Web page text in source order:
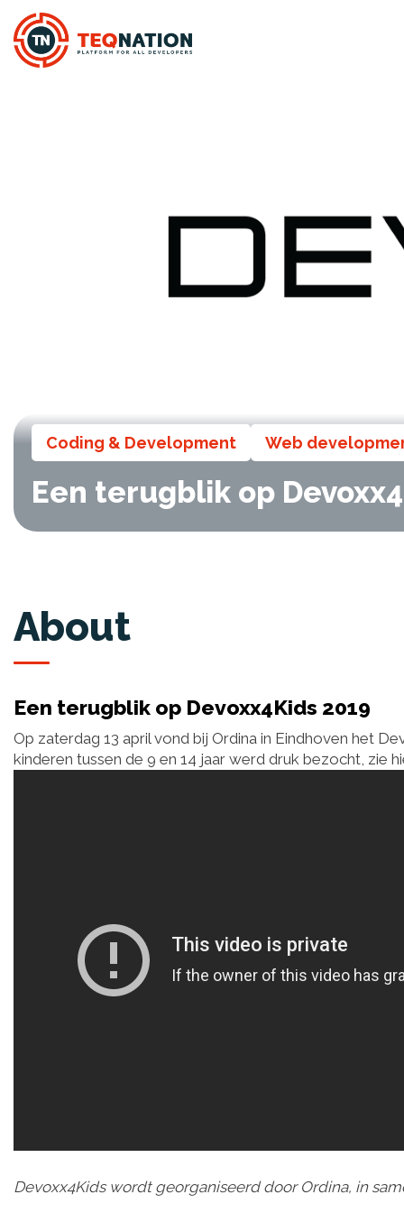
Coding & Development Web
Een terugblik op
About
Een terugblik op Devoxx4Kids 2019
Op zaterdag 13 april vond bij Ordina in Eindhoven het
kinderen tussen de 9 en 14 jaar werd druk bezocht, zie
Devoxx4Kids wordt georganiseerd door Ordina, in